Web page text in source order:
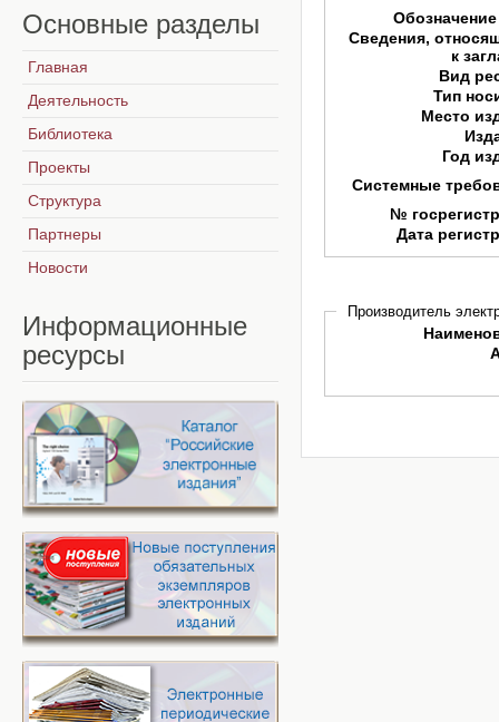
Сведения,
к
Вид
Тип
Место
Год
Системные
№
Дата
Производитель
Основные разделы
Главная
Деятельность
Библиотека
Проекты
Структура
Партнеры
Новости
Информационные
ресурсы